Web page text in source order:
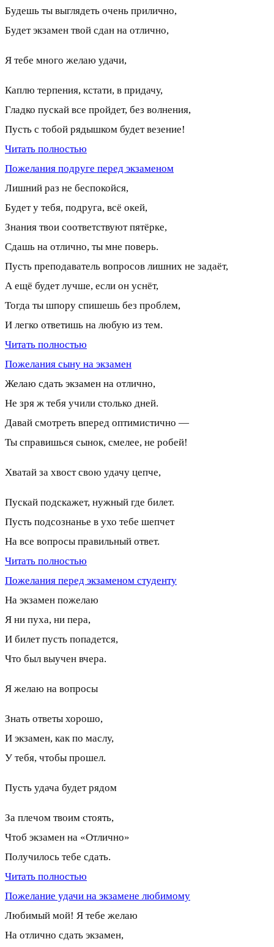
Будешь ты выглядеть очень прилично,
Будет экзамен твой сдан на отлично,
Я тебе много желаю удачи,
Каплю терпения, кстати, в придачу,
Гладко пускай все пройдет, без волнения,
Пусть с тобой рядышком будет везение!
Читать полностью
Пожелания подруге перед экзаменом
Лишний раз не беспокойся,
Будет у тебя, подруга, всё окей,
Знания твои соответствуют пятёрке,
Сдашь на отлично, ты мне поверь.
Пусть преподаватель вопросов лишних не задаёт,
А ещё будет лучше, если он уснёт,
Тогда ты шпору спишешь без проблем,
И легко ответишь на любую из тем.
Читать полностью
Пожелания сыну на экзамен
Желаю сдать экзамен на отлично,
Не зря ж тебя учили столько дней.
Давай смотреть вперед оптимистично —
Ты справишься сынок, смелее, не робей!
Хватай за хвост свою удачу цепче,
Пускай подскажет, нужный где билет.
Пусть подсознанье в ухо тебе шепчет
На все вопросы правильный ответ.
Читать полностью
Пожелания перед экзаменом студенту
На экзамен пожелаю
Я ни пуха, ни пера,
И билет пусть попадется,
Что был выучен вчера.
Я желаю на вопросы
Знать ответы хорошо,
И экзамен, как по маслу,
У тебя, чтобы прошел.
Пусть удача будет рядом
За плечом твоим стоять,
Чтоб экзамен на «Отлично»
Получилось тебе сдать.
Читать полностью
Пожелание удачи на экзамене любимому
Любимый мой! Я тебе желаю
На отлично сдать экзамен,